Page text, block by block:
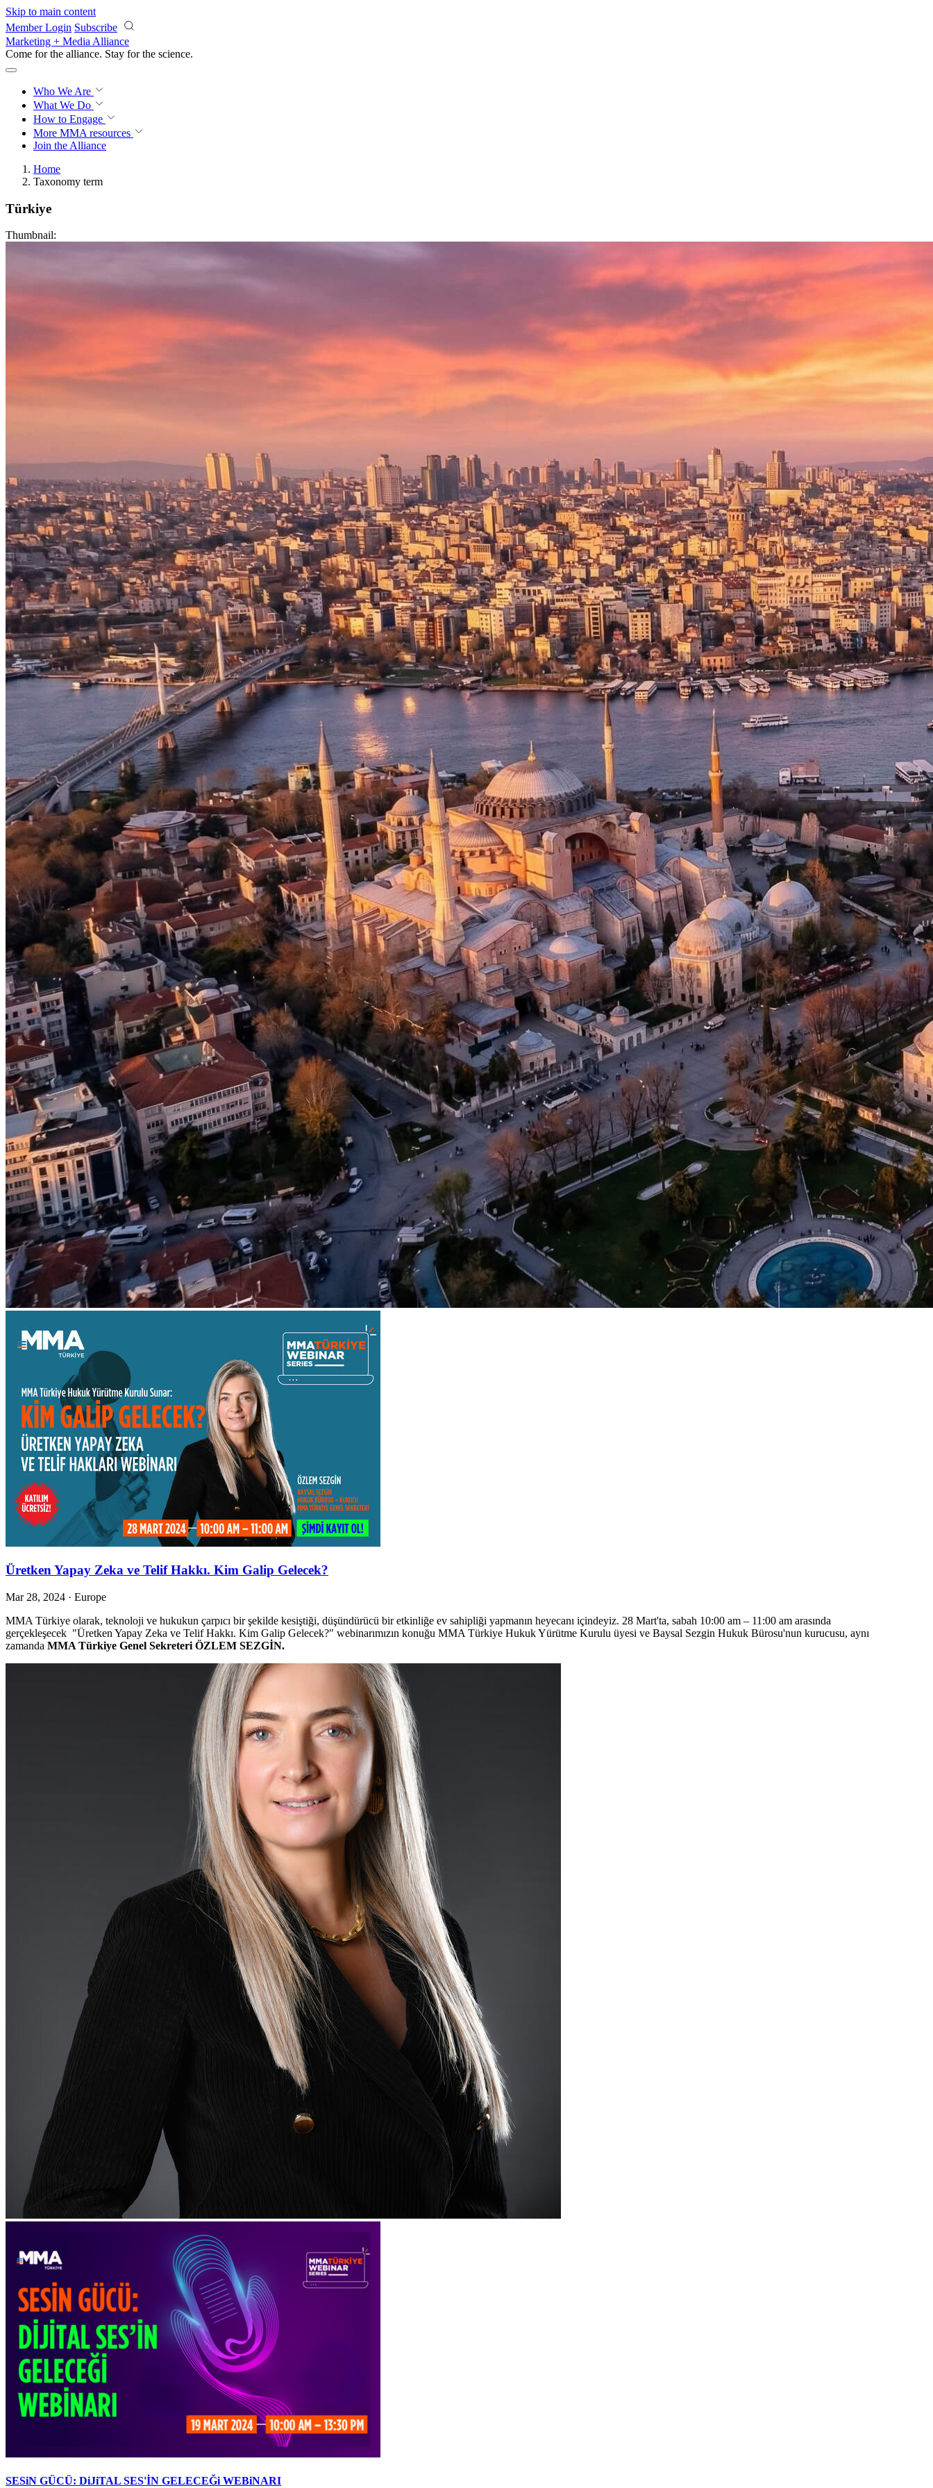
Skip to main content
Member Login Subscribe
Marketing + Media Alliance
Come for the alliance. Stay for the revolution.
Who We Are
What We Do
How to Engage
More MMA resources
Join the Alliance
Home
Taxonomy term
Türkiye
Thumbnail:
Üretken Yapay Zeka ve Telif Hakkı. Kim Galip Gelecek?
Mar 28, 2024 · Europe
MMA Türkiye olarak, teknoloji ve hukukun çarpıcı bir şekilde kesiştiği, düşündürücü bir etkinliğe ev sahipliği yapmanın heyecanı içindeyiz. 28 Mart'ta, sabah 10:00 am – 11:00 am arasında
gerçekleşecek "Üretken Yapay Zeka ve Telif Hakkı. Kim Galip Gelecek?" webinarımızın konuğu MMA Türkiye Hukuk Yürütme Kurulu üyesi ve Baysal Sezgin Hukuk Bürosu'nun kurucusu, aynı
zamanda MMA Türkiye Genel Sekreteri ÖZLEM SEZGİN.
SESiN GÜCÜ: DiJiTAL SES'İN GELECEĞi WEBiNARI